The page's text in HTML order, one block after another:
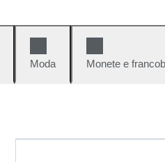
Moda Monete e